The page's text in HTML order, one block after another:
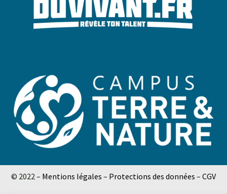
© 2022 – Mentions légales – Protections des données – CGV